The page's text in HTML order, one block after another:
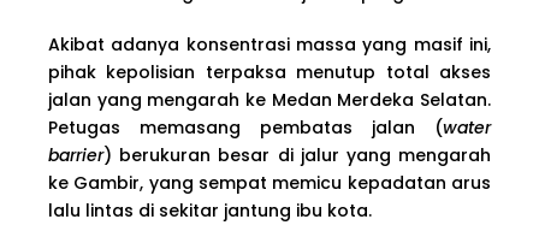
Akibat adanya konsentrasi massa yang masif ini,
pihak kepolisian terpaksa menutup total akses
jalan yang mengarah ke Medan Merdeka Selatan.
Petugas memasang pembatas jalan (water
barrier) berukuran besar di jalur yang mengarah
ke Gambir, yang sempat memicu kepadatan arus
lalu lintas di sekitar jantung ibu kota.